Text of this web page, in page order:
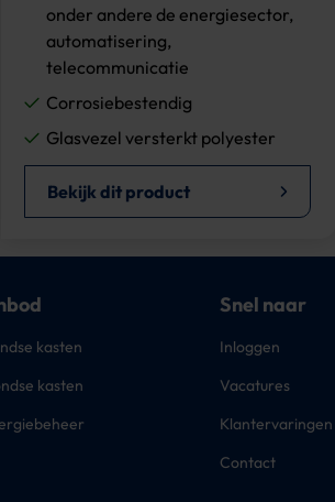
onder andere de energiesector,
automatisering,
telecommunicatie
Corrosiebestendig
Glasvezel versterkt polyester
Bekijk dit product
kasten
kasten
Snel naar
Inloggen
Vacatures
Klantervaringen
Contact